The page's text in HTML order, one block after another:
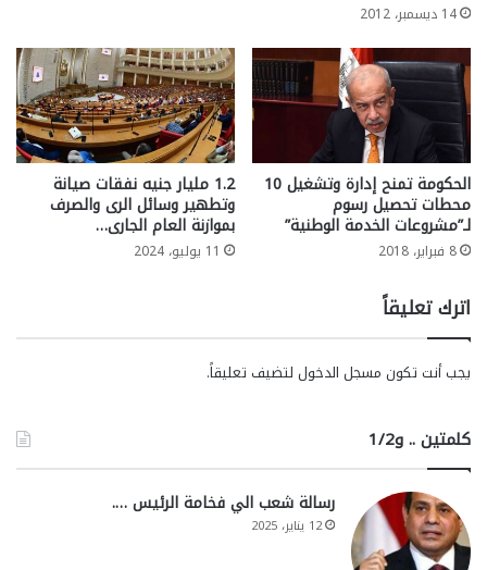
14 ديسمبر، 2012
الحكومة تمنح إدارة وتشغيل 10
محطات تحصيل رسوم
لـ”مشروعات الخدمة الوطنية”
8 فبراير، 2018
1.2 مليار جنيه نفقات صيانة
وتطهير وسائل الرى والصرف
بموازنة العام الجارى…
11 يوليو، 2024
اترك تعليقاً
يجب أنت تكون مسجل الدخول لتضيف تعليقاً.
كلمتين .. و1/2
رسالة شعب الي فخامة الرئيس ….
12 يناير، 2025